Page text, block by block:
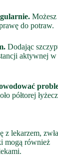
do potraw.
Dodając
aktywnej w
półtorej
z lekarzem,
mogą również